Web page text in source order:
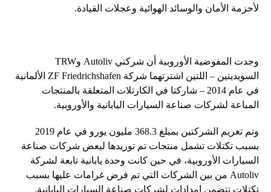
لأحزمة الأمان والوسائد الهوائية وعجلات القيادة.
وجدت المفوضية الأوروبية أن شركتي Autoliv وTRW
السويديتين – اللتين اشترتهما شركة ZF Friedrichshafen الألمانية
في عام 2014 – شاركتا في الكارتلات المتعلقة بالمنتجات
المباعة لشركات صناعة السيارات اليابانية والأوروبية.
وتم تغريم الشركتين بمبلغ 368.3 مليون يورو في عام 2019
بسبب تكتلات تشمل منتجات تم توريدها لبعض شركات صناعة
السيارات الأوروبية، في حين كانت وحدة يابانية تابعة لشركة
Autoliv من بين الشركات التي تم فرض غرامات عليها بسبب
تكتلات تتضمن إمدادات لشركات صناعة السيارات اليابانية.